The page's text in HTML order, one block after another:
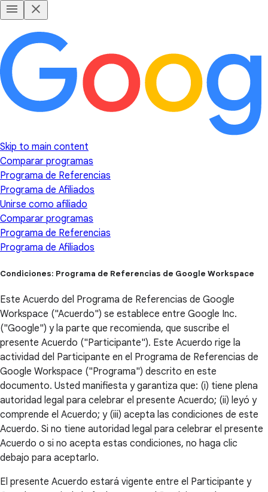
Skip to main content
Comparar programas
Programa de Referencias
Programa de Afiliados
Unirse como afiliado
Comparar programas
Programa de Referencias
Programa de Afiliados
Condiciones: Programa de Referencias de Google Workspace
Este Acuerdo del Programa de Referencias de Google
Workspace ("Acuerdo") se establece entre Google Inc.
("Google") y la parte que recomienda, que suscribe el
presente Acuerdo ("Participante"). Este Acuerdo rige la
actividad del Participante en el Programa de Referencias de
Google Workspace ("Programa") descrito en este
documento. Usted manifiesta y garantiza que: (i) tiene plena
autoridad legal para celebrar el presente Acuerdo; (ii) leyó y
comprende el Acuerdo; y (iii) acepta las condiciones de este
Acuerdo. Si no tiene autoridad legal para celebrar el presente
Acuerdo o si no acepta estas condiciones, no haga clic
debajo para aceptarlo.
El presente Acuerdo estará vigente entre el Participante y